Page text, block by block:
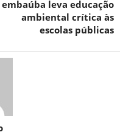
embaúba leva educação
ambiental crítica às
escolas públicas